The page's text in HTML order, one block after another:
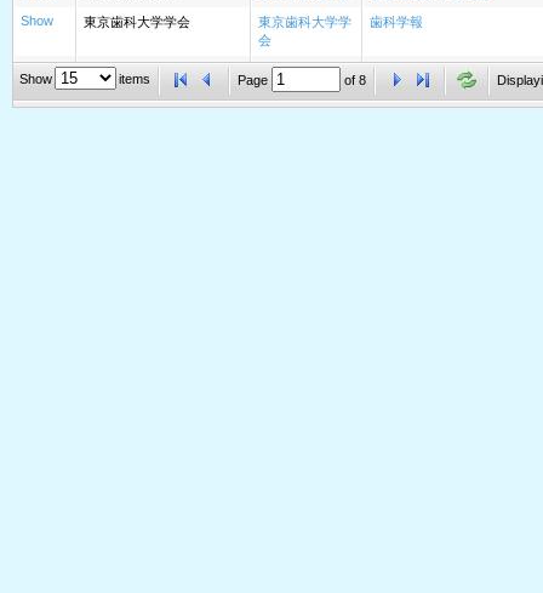
Show
東京歯科大学学会
東京歯科大学学
会
歯科学報
東京精神科病院協会
東京精神科病院
協会
東京精神科病院協会学会抄録
Show items Page of 8